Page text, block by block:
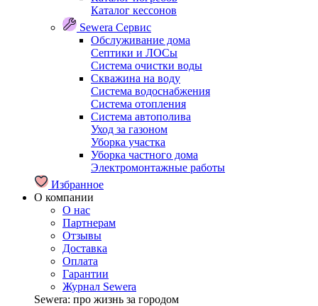
Каталог кессонов
Sewera Сервис
Обслуживание дома
Септики и ЛОСы
Система очистки воды
Скважина на воду
Система водоснабжения
Система отопления
Система автополива
Уход за газоном
Уборка участка
Уборка частного дома
Электромонтажные работы
Избранное
О компании
О нас
Партнерам
Отзывы
Доставка
Оплата
Гарантии
Журнал Sewera
Sewera: про жизнь за городом